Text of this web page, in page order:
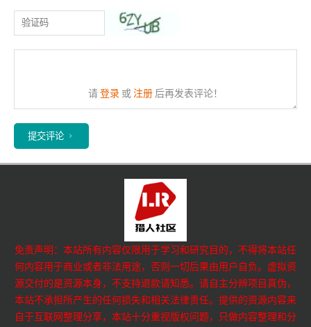
请登录 或 注册 后再发表评论！
提交评论
免责声明：本站所有内容仅限用于学习和研究目的，不得将本站任
何内容用于商业或者非法用途，否则一切后果由用户自负。虚拟资
源交付的是资源本身，不支持退款请知悉。请自主分辨项目真伪，
本站不承担所产生的任何损失和相关法律责任。提供的资源内容来
自于互联网整理分享，本站十分重视版权问题，只做内容整理和分